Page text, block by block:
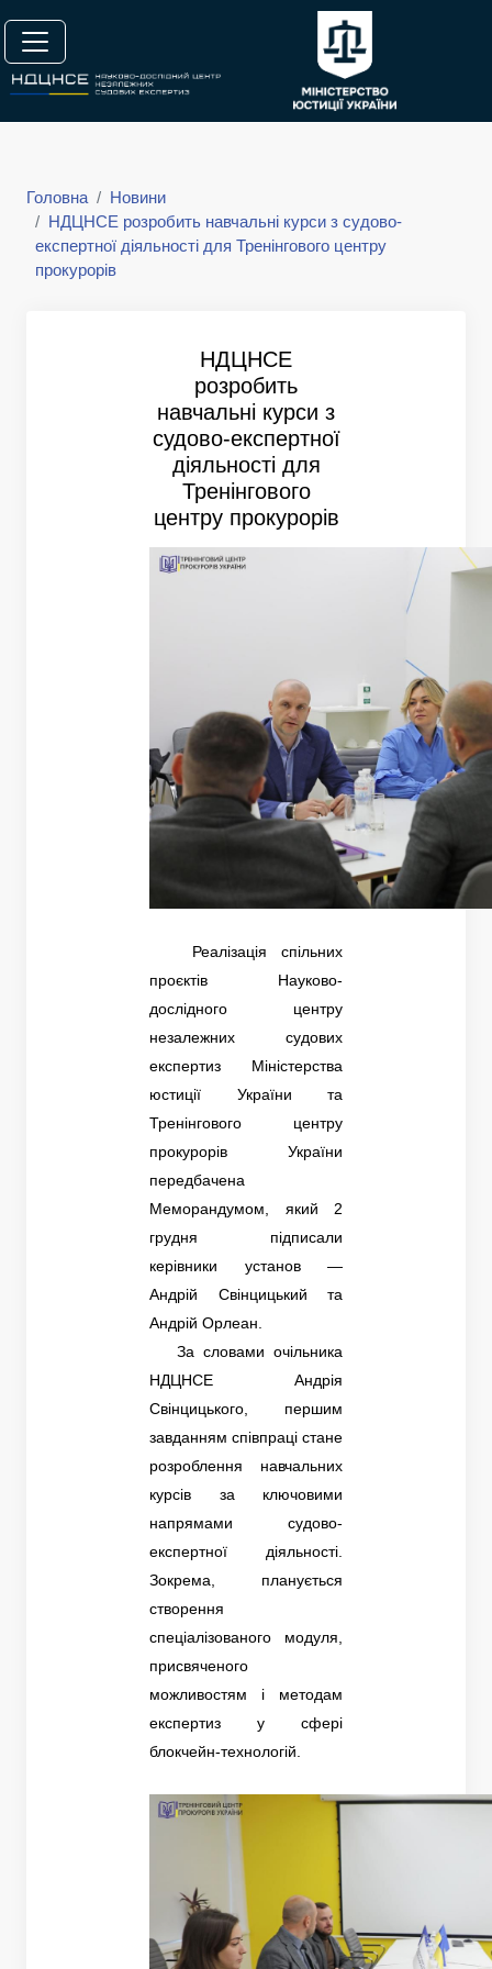
Головна
Новини
НДЦНСЕ розробить навчальні курси з судово-
експертної діяльності для Тренінгового центру
прокурорів
НДЦНСЕ
розробить
навчальні курси з
судово-експертної
діяльності для
Тренінгового
центру прокурорів
Реалізація спільних
проєктів Науково-
дослідного центру
незалежних судових
експертиз Міністерства
юстиції України та
Тренінгового центру
прокурорів України
передбачена
Меморандумом, який 2
грудня підписали
керівники установ —
Андрій Свінцицький та
Андрій Орлеан.
За словами очільника
НДЦНСЕ Андрія
Свінцицького, першим
завданням співпраці стане
розроблення навчальних
курсів за ключовими
напрямами судово-
експертної діяльності.
Зокрема, планується
створення
спеціалізованого модуля,
присвяченого
можливостям і методам
експертиз у сфері
блокчейн-технологій.